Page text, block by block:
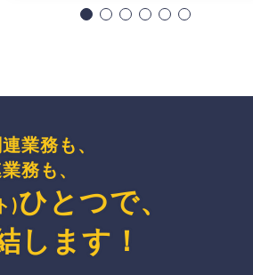
業務も、
務も、
)ひとつで、
します ！